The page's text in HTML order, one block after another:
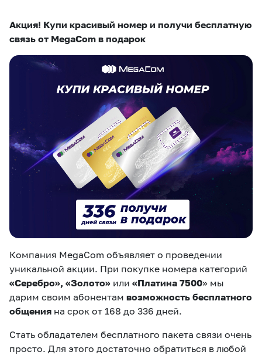
eSIM M2M
Все услуги Развлечения
Подбор номера
Компания
Новости Работа в MEGA
Карта офисов и
покрытие
MegaTV MegaPay MegaKassa
Акция! Купи красивый номер и получи бесплатную
связь от MegaCom в подарок
Компания MegaCom объявляет о проведении
уникальной акции. При покупке номера категорий
«Серебро», «Золото» или «Платина 7500» мы
дарим своим абонентам возможность бесплатного
общения на срок от 168 до 336 дней.
Стать обладателем бесплатного пакета связи очень
просто. Для этого достаточно обратиться в любой